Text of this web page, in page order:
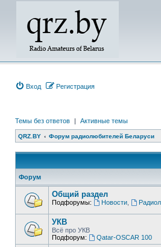
Вход Регистрация
Темы без ответов | Активные темы
QRZ.BY Форум радиолюбителей Беларуси
Форум
Общий раздел
Подфорумы: Новости,
УКВ
Всё про УКВ
Подфорум:
Qatar-OSCAR 100